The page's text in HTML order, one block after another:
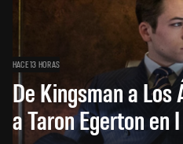
HACE 13 HORAS
De Kingsman a
a Taron Egerton en